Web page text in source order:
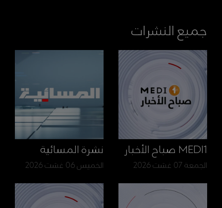
جميع النشرات
MEDI1 صباح الأخبار
الجمعة 07 غشت 2026
نشرة المسائية
الخميس 06 غشت 2026